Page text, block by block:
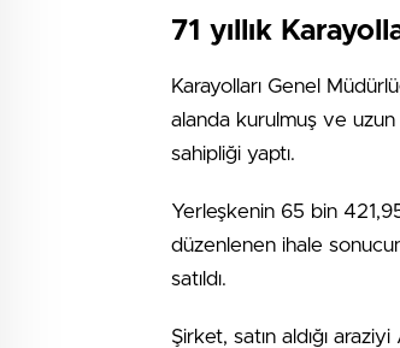
71 yıllık
Karayolları Genel
alanda kurulmuş ve uzun
sahipliği yaptı.
Yerleşkenin 65 bin
düzenlenen ihale
satıldı.
Şirket, satın aldığı